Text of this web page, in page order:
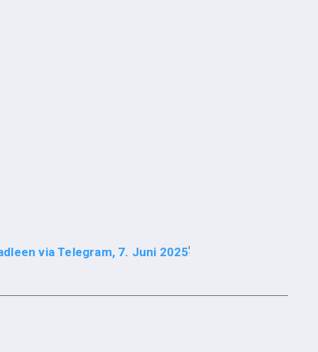
via Telegram, 7. Juni 2025